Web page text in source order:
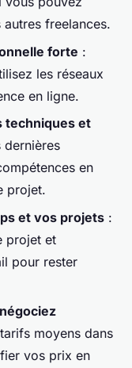
freelances.
forte :
les réseaux
en ligne.
techniques et
dernières
en
projet.
et vos projets :
projet et
pour rester
moyens dans
vos prix en